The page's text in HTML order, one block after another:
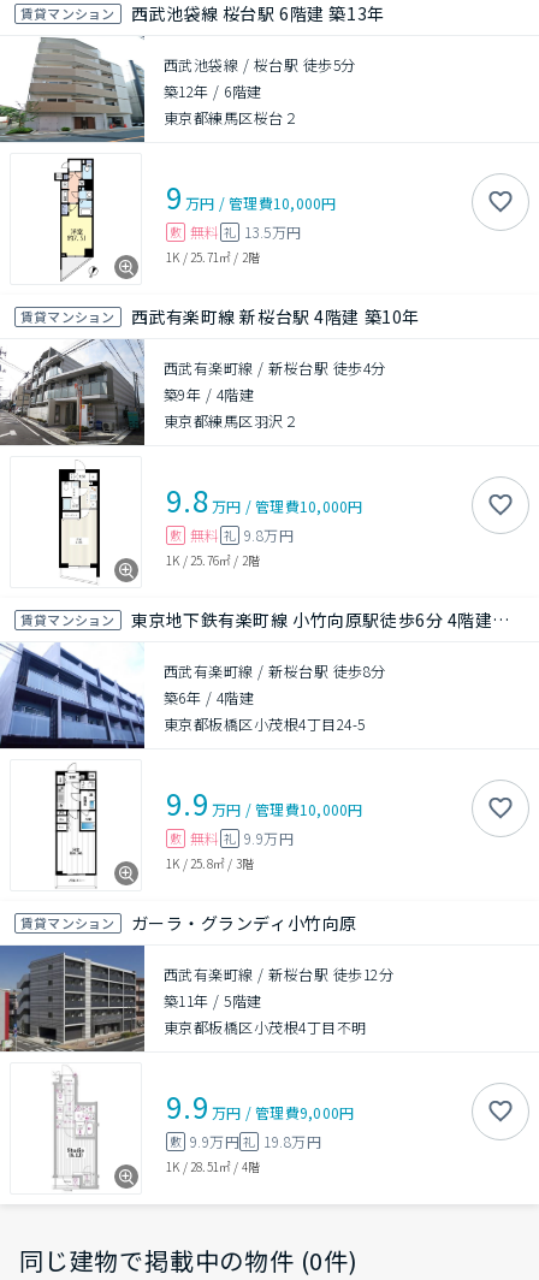
賃貸マンション 西武池袋線 桜台駅 6階建 築13年
西武池袋線 / 桜台駅 徒歩5分
築12年 / 6階建
東京都練馬区桜台２
9 万円 /管理費10,000円
敷 無料 礼 13.5万円
1K / 25.71㎡ / 2階
賃貸マンション 西武有楽町線 新桜台駅 4階建 築10年
西武有楽町線 / 新桜台駅 徒歩4分
築9年 / 4階建
東京都練馬区羽沢２
9.8万円 /管理費10,000円
敷 無料 礼 9.8万円
1K / 25.76㎡ / 2階
賃貸マンション 東京地下鉄有楽町線 小竹向原駅徒歩6分 4階建て 築6年
西武有楽町線 / 新桜台駅 徒歩8分
築6年 / 4階建
東京都板橋区小茂根4丁目24-5
9.9 万円 /管理費10,000円
敷 無料 礼 9.9万円
1K / 25.8㎡ / 3階
賃貸マンション ガーラ・グランディ小竹向原
西武有楽町線 / 新桜台駅 徒歩12分
築11年 /5階建
東京都板橋区小茂根4丁目不明
9.9 万円 /管理費9,000円
敷 9.9万円礼 19.8万円
1K / 28.51㎡ / 4階
同じ建物で掲載中の物件 (0件)